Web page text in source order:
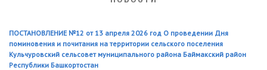
ПОСТАНОВЛЕНИЕ №12 от 13 апреля 2026 год О проведении Дня
поминовения и почитания на территории сельского поселения
Кульчуровский сельсовет муниципального района Баймакский район
Республики Башкортостан